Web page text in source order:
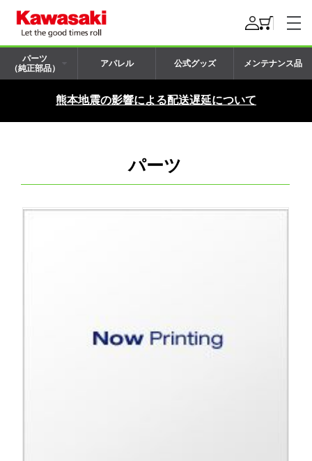
パーツ
（純正部品）
アパレル 公式グッズ メンテナンス品
熊本地震の影響による配送遅延について
パーツ